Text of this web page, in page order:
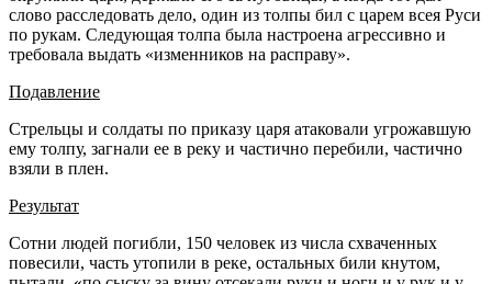
слово расследовать дело, один из толпы бил с царем всея Руси
по рукам. Следующая толпа была настроена агрессивно и
требовала выдать «изменников на расправу».
Подавление
Стрельцы и солдаты по приказу царя атаковали угрожавшую
ему толпу, загнали ее в реку и частично перебили, частично
взяли в плен.
Результат
Сотни людей погибли, 150 человек из числа схваченных
повесили, часть утопили в реке, остальных били кнутом,